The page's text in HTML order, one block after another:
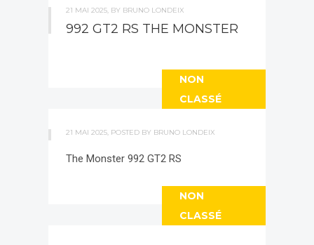
21 MAI 2025, BY BRUNO LONDEIX
992 GT2 RS THE MONSTER
NON
CLASSÉ
21 MAI 2025, POSTED BY BRUNO LONDEIX
The Monster 992 GT2 RS
NON
CLASSÉ